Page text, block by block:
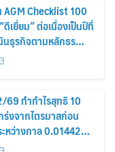
AGM Checklist 100
เยี่ยม” ต่อเนื่องเป็นปีที่
นธุรกิจตามหลักธร
ร้างความเชื่อมั่นผู้ถือ
69 ทำกำไรสุทธิ 10
งจากไตรมาสก่อน
หว่างกาล 0.014423
มุ่งเติบโตต่อเนื่อง